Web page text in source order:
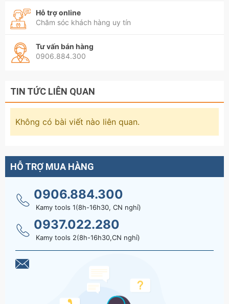
Hỗ trợ online
Chăm sóc khách hàng uy tín
Tư vấn bán hàng
0906.884.300
TIN TỨC LIÊN QUAN
Không có bài viết nào liên quan.
HỖ TRỢ MUA HÀNG
0906.884.300
Kamy tools 1(8h-16h30, CN nghỉ)
0937.022.280
Kamy tools 2(8h-16h30,CN nghỉ)